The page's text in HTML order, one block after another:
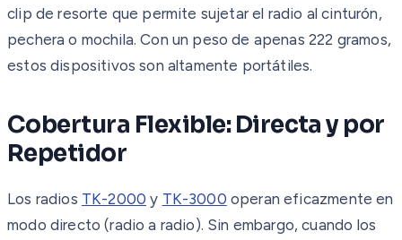
clip de resorte que permite sujetar el radio al cinturón,
pechera o mochila. Con un peso de apenas 222 gramos,
estos dispositivos son altamente portátiles.
Cobertura Flexible: Directa y por
Repetidor
Los radios TK-2000 y TK-3000 operan eficazmente en
modo directo (radio a radio). Sin embargo, cuando los